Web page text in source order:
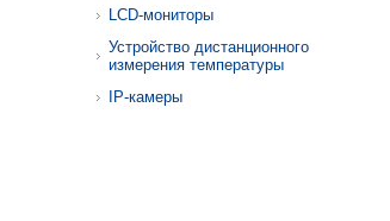
LCD-мониторы
Устройство дистанционного
измерения температуры
IP-камеры